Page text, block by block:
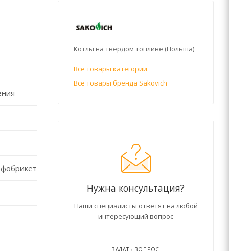
Котлы на твердом топливе (Польша)
Все товары категории
Все товары бренда Sakovich
Нужна консультация?
Наши специалисты ответят на любой
интересующий вопрос
ЗАДАТЬ ВОПРОС